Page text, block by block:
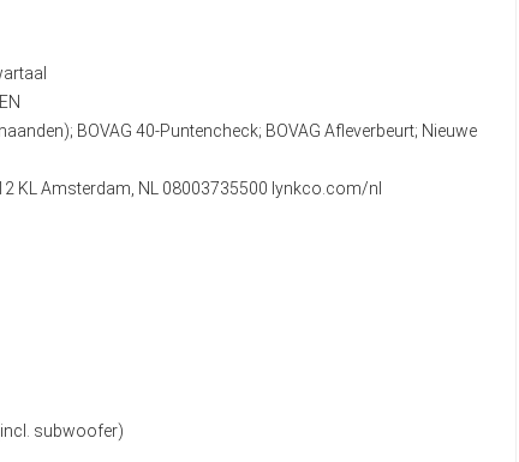
BOVAG 40-Puntencheck; BOVAG Afleverbeurt; Nieuwe
KL Amsterdam, NL 08003735500 lynkco.com/nl
subwoofer)